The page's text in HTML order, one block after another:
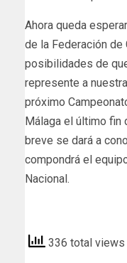
Ahora queda
de la Federación de
posibilidades de
represente a
próximo
Málaga el último fin
breve se dará a
compondrá el
Nacional.
336 total views